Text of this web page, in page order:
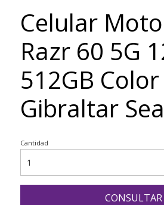
Celular
Razr 60 5G
512GB Color
Gibraltar Sea
Cantidad
CONSULTAR